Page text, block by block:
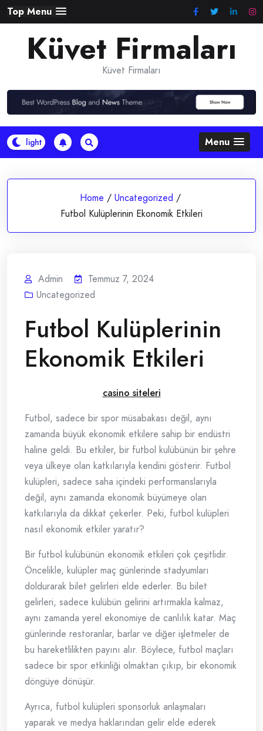
Skip
to
content
Top Menu
Küvet Firmaları
Küvet Firmaları
Menu
Home / Uncategorized /
Futbol Kulüplerinin Ekonomik Etkileri
Admin
Temmuz 7, 2024
Uncategorized
Futbol Kulüplerinin
Ekonomik Etkileri
casino siteleri
Futbol, sadece bir spor müsabakası değil, aynı
zamanda büyük ekonomik etkilere sahip bir endüstri
haline geldi. Bu etkiler, bir futbol kulübünün bir şehre
veya ülkeye olan katkılarıyla kendini gösterir. Futbol
kulüpleri, sadece saha içindeki performanslarıyla
değil, aynı zamanda ekonomik büyümeye olan
katkılarıyla da dikkat çekerler. Peki, futbol kulüpleri
nasıl ekonomik etkiler yaratır?
Bir futbol kulübünün ekonomik etkileri çok çeşitlidir.
Öncelikle, kulüpler maç günlerinde stadyumları
doldurarak bilet gelirleri elde ederler. Bu bilet
gelirleri, sadece kulübün gelirini artırmakla kalmaz,
aynı zamanda yerel ekonomiye de canlılık katar. Maç
günlerinde restoranlar, barlar ve diğer işletmeler de
bu hareketlilikten payını alır. Böylece, futbol maçları
sadece bir spor etkinliği olmaktan çıkıp, bir ekonomik
döngüye dönüşür.
Ayrıca, futbol kulüpleri sponsorluk anlaşmaları
yaparak ve medya haklarından gelir elde ederek